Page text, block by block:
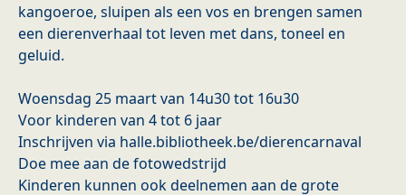
kangoeroe, sluipen als een vos en brengen samen
een dierenverhaal tot leven met dans, toneel en
geluid.
Woensdag 25 maart van 14u30 tot 16u30
Voor kinderen van 4 tot 6 jaar
Inschrijven via halle.bibliotheek.be/dierencarnaval
Doe mee aan de fotowedstrijd
Kinderen kunnen ook deelnemen aan de grote